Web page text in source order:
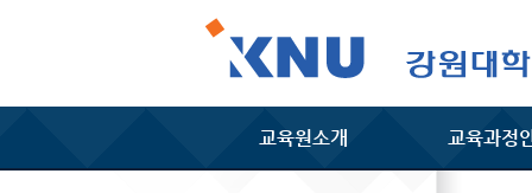
교육원소개 교육과정